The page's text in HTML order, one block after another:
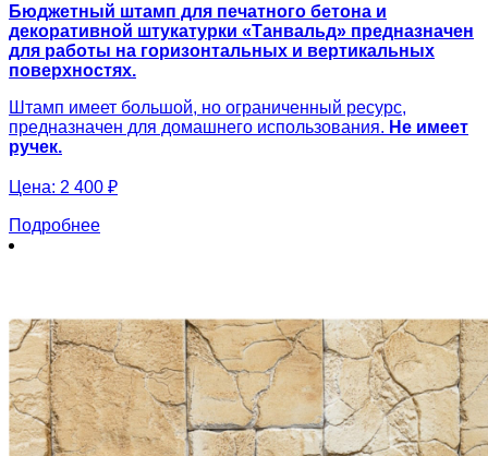
Бюджетный штамп для печатного бетона и
декоративной штукатурки «Танвальд» предназначен
для работы на горизонтальных и вертикальных
поверхностях.
Штамп имеет большой, но ограниченный ресурс,
предназначен для домашнего использования. Не имеет
ручек.
Цена: 2 400 ₽
Подробнее